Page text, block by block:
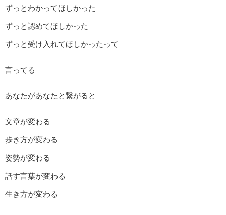
ずっとわかってほしかった
ずっと認めてほしかった
ずっと受け入れてほしかったって
言ってる
あなたがあなたと繋がると
文章が変わる
歩き方が変わる
姿勢が変わる
話す言葉が変わる
生き方が変わる